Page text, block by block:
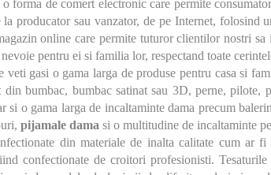
forma de comert electronic care permite
producator sau vanzator, de pe Internet, folosind
online care permite tuturor clientilor nostri sa
pentru ei si familia lor, respectand toate
gasi o gama larga de produse pentru casa si
din bumbac, bumbac satinat sau 3D, perne, pilote,
si o gama larga de incaltaminte dama precum
pijamale dama si o multitudine de incaltaminte
din materiale de inalta calitate cum ar fi
confectionate de croitori profesionisti. Tesaturile